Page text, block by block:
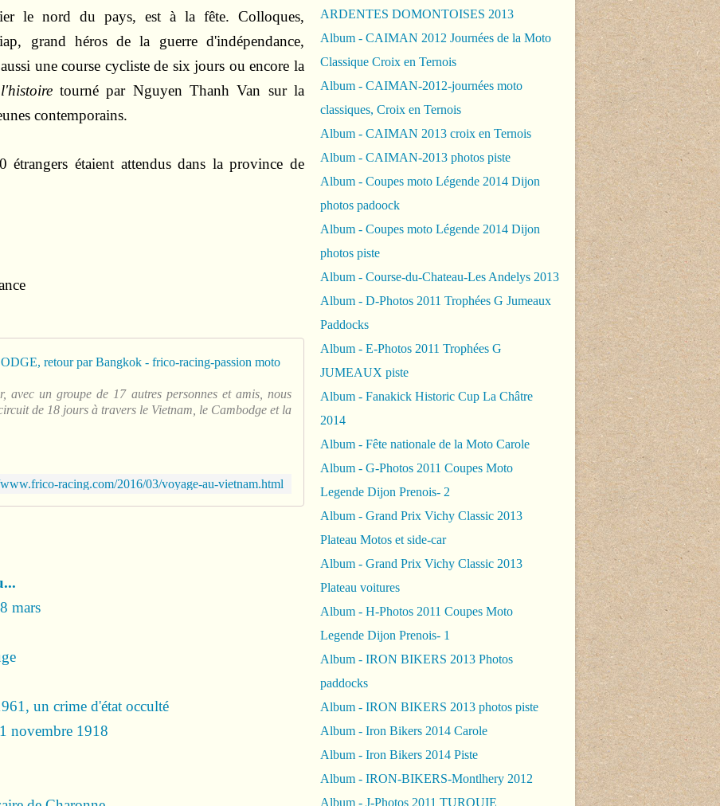
le nord du pays, est à la fête. Colloques,
grand héros de la guerre d'indépendance,
une course cycliste de six jours ou encore la
tourné par Nguyen Thanh Van sur la
contemporains.
étrangers étaient attendus dans la province de
Voyage au VIETNAM - CAMBODGE, retour par Bangkok - frico-
un groupe de 17 autres personnes et amis, nous
de 18 jours à travers le Vietnam, le Cambodge et la
racing.com/2016/03/voyage-au-vietnam.html
mars
un crime d'état occulté
novembre 1918
ARDENTES DOMONTOISES 2013
Album - CAIMAN 2012 Journées de la Moto
Classique Croix en Ternois
Album - CAIMAN-2012-journées moto
classiques, Croix en Ternois
Album - CAIMAN 2013 croix en Ternois
Album - CAIMAN-2013 photos piste
Album - Coupes moto Légende 2014 Dijon
photos padoock
Album - Coupes moto Légende 2014 Dijon
photos piste
Album - Course-du-Chateau-Les Andelys 2013
Album - D-Photos 2011 Trophées G Jumeaux
Paddocks
Album - E-Photos 2011 Trophées G
JUMEAUX piste
Album - Fanakick Historic Cup La Châtre
2014
Album - Fête nationale de la Moto Carole
Album - G-Photos 2011 Coupes Moto
Legende Dijon Prenois- 2
Album - Grand Prix Vichy Classic 2013
Plateau Motos et side-car
Album - Grand Prix Vichy Classic 2013
Plateau voitures
Album - H-Photos 2011 Coupes Moto
Legende Dijon Prenois- 1
Album - IRON BIKERS 2013 Photos
paddocks
Album - IRON BIKERS 2013 photos piste
Album - Iron Bikers 2014 Carole
Album - Iron Bikers 2014 Piste
Album - IRON-BIKERS-Montlhery 2012
Album - J-Photos 2011 TURQUIE